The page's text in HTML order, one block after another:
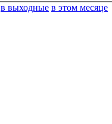
в выходные в этом месяце